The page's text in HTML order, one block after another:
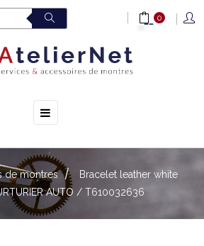
0
Toggle
navigation
☰
de montres
Bracelet leather white
AUTO / T610032636